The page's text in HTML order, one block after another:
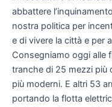
abbattere
nostra politica per
e di vivere la città e per
Consegniamo oggi alle
tranche di 25 mezzi più
più moderni. E altri 53
portando la flotta